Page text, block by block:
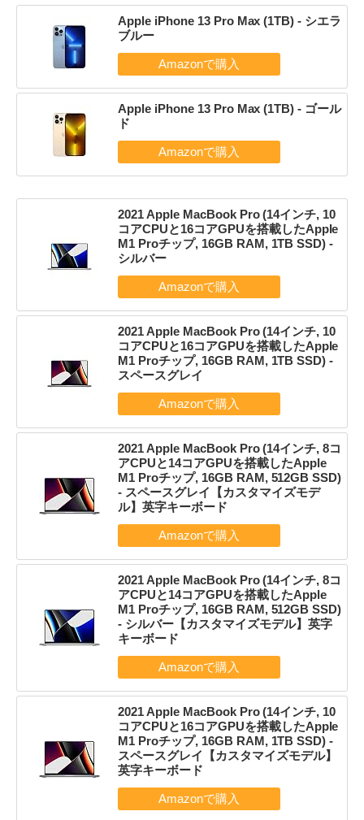
Apple iPhone 13 Pro Max (1TB) - シエラ
ブルー
Apple iPhone 13 Pro Max (1TB) - ゴール
ド
2021 Apple MacBook Pro (14インチ, 10
コアCPUと16コアGPUを搭載したApple
M1 Proチップ, 16GB RAM, 1TB SSD) -
シルバー
2021 Apple MacBook Pro (14インチ, 10
コアCPUと16コアGPUを搭載したApple
M1 Proチップ, 16GB RAM, 1TB SSD) -
スペースグレイ
2021 Apple MacBook Pro (14インチ, 8コ
アCPUと14コアGPUを搭載したApple
M1 Proチップ, 16GB RAM, 512GB SSD)
- スペースグレイ【カスタマイズモデ
ル】英字キーボード
2021 Apple MacBook Pro (14インチ, 8コ
アCPUと14コアGPUを搭載したApple
M1 Proチップ, 16GB RAM, 512GB SSD)
- シルバー【カスタマイズモデル】英字
キーボード
2021 Apple MacBook Pro (14インチ, 10
コアCPUと16コアGPUを搭載したApple
M1 Proチップ, 16GB RAM, 1TB SSD) -
スペースグレイ【カスタマイズモデル】
英字キーボード